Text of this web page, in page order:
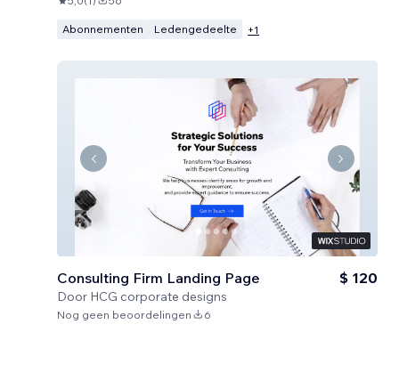
Abonnementen Ledengedeelte +1
Consulting Firm Landing Page
Door HCG corporate designs
$ 120
Nog geen beoordelingen 6